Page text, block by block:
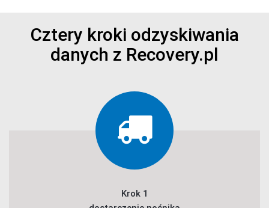
Cztery kroki odzyskiwania
danych z Recovery.pl
Krok 1